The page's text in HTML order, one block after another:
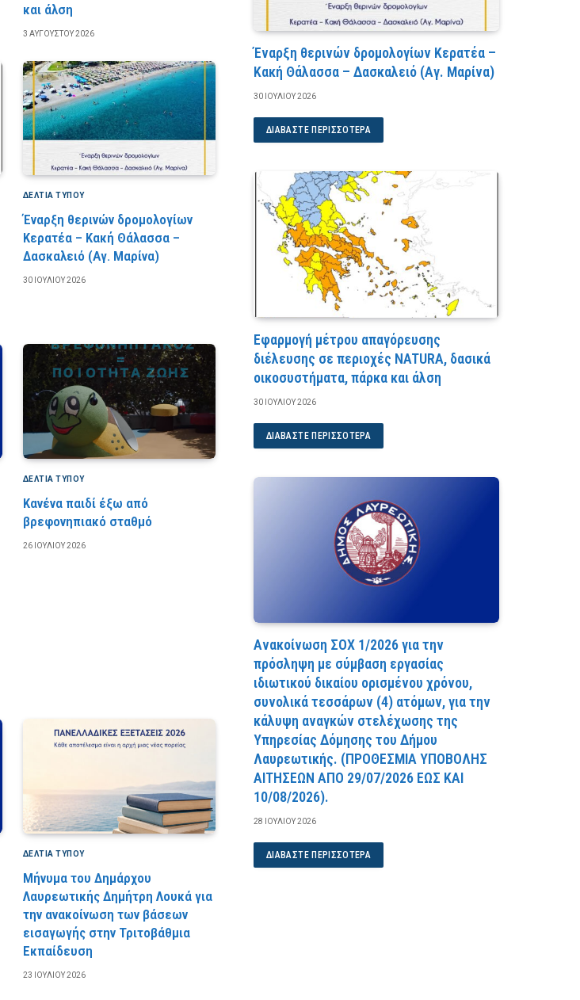
και άλση
3 ΑΥΓΟΎΣΤΟΥ 2026
ΔΕΛΤΙΑ ΤΥΠΟΥ
Έναρξη θερινών δρομολογίων
Κερατέα – Κακή Θάλασσα –
Δασκαλειό (Αγ. Μαρίνα)
30 ΙΟΥΛΊΟΥ 2026
ΔΕΛΤΙΑ ΤΥΠΟΥ
Κανένα παιδί έξω από
βρεφονηπιακό σταθμό
26 ΙΟΥΛΊΟΥ 2026
ΔΕΛΤΙΑ ΤΥΠΟΥ
Μήνυμα του Δημάρχου
Λαυρεωτικής Δημήτρη Λουκά για
την ανακοίνωση των βάσεων
εισαγωγής στην Τριτοβάθμια
Εκπαίδευση
23 ΙΟΥΛΊΟΥ 2026
Έναρξη θερινών δρομολογίων Κερατέα –
Κακή Θάλασσα – Δασκαλειό (Αγ. Μαρίνα)
30 ΙΟΥΛΊΟΥ 2026
ΔΙΑΒΆΣΤΕ ΠΕΡΙΣΣΌΤΕΡΑ
Εφαρμογή μέτρου απαγόρευσης
διέλευσης σε περιοχές NATURA, δασικά
οικοσυστήματα, πάρκα και άλση
30 ΙΟΥΛΊΟΥ 2026
ΔΙΑΒΆΣΤΕ ΠΕΡΙΣΣΌΤΕΡΑ
Ανακοίνωση ΣΟΧ 1/2026 για την
πρόσληψη με σύμβαση εργασίας
ιδιωτικού δικαίου ορισμένου χρόνου,
συνολικά τεσσάρων (4) ατόμων, για την
κάλυψη αναγκών στελέχωσης της
Υπηρεσίας Δόμησης του Δήμου
Λαυρεωτικής. (ΠPOΘEΣMIA YΠOBOΛHΣ
AITHΣEΩN AΠO 29/07/2026 EΩΣ KAI
10/08/2026).
28 ΙΟΥΛΊΟΥ 2026
ΔΙΑΒΆΣΤΕ ΠΕΡΙΣΣΌΤΕΡΑ